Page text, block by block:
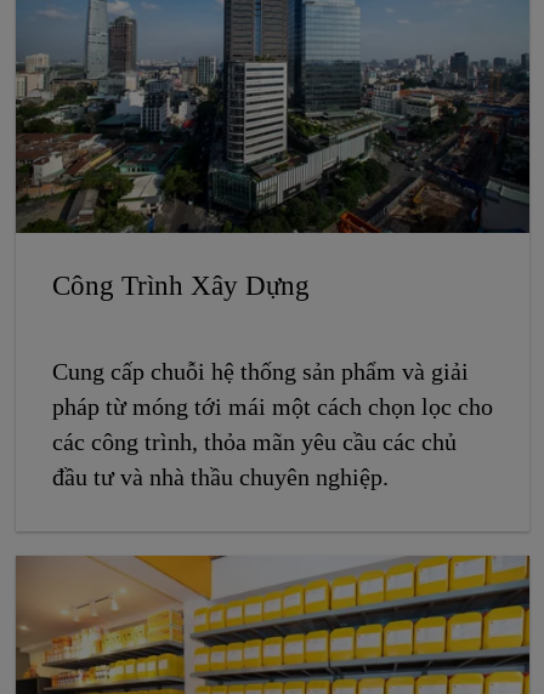
Công Trình Xây Dựng
Cung cấp chuỗi hệ thống sản phẩm và giải
pháp từ móng tới mái một cách chọn lọc cho
các công trình, thỏa mãn yêu cầu các chủ
đầu tư và nhà thầu chuyên nghiệp.